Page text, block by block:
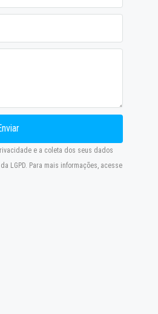
e a coleta dos seus dados
LGPD. Para mais informações, acesse